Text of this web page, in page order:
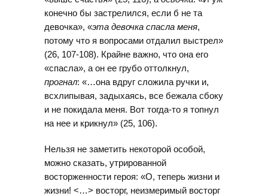
конечно бы застрелился, если б не та
девочка», «эта девочка спасла меня,
потому что я вопросами отдалил выстрел»
(26, 107-108). Крайне важно, что она его
«спасла», а он ее грубо оттолкнул,
прогнал: «…она вдруг сложила ручки и,
всхлипывая, задыхаясь, все бежала сбоку
и не покидала меня. Вот тогда-то я топнул
на нее и крикнул» (25, 106).
Нельзя не заметить некоторой особой,
можно сказать, утрированной
восторженности героя: «О, теперь жизни и
жизни! <…> восторг, неизмеримый восторг